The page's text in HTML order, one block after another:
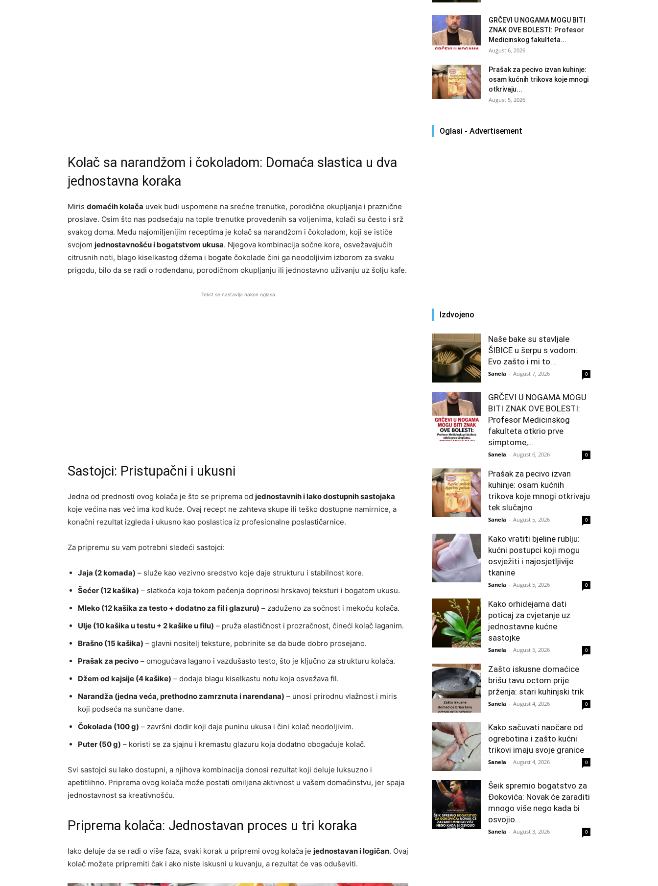
Kolač sa narandžom i čokoladom: Domaća slastica u dva
jednostavna koraka
Miris domaćih kolača uvek budi uspomene na srećne trenutke, porodične okupljanja i praznične
proslave. Osim što nas podsećaju na tople trenutke provedenih sa voljenima, kolači su često i srž
svakog doma. Među najomiljenijim receptima je kolač sa narandžom i čokoladom, koji se ističe
svojom jednostavnošću i bogatstvom ukusa. Njegova kombinacija sočne kore, osvežavajućih
citrusnih noti, blago kiselkastog džema i bogate čokolade čini ga neodoljivim izborom za svaku
prigodu, bilo da se radi o rođendanu, porodičnom okupljanju ili jednostavno uživanju uz šolju kafe.
Tekst se nastavlja nakon oglasa
Sastojci: Pristupačni i ukusni
Jedna od prednosti ovog kolača je što se priprema od jednostavnih i lako dostupnih sastojaka
koje većina nas već ima kod kuće. Ovaj recept ne zahteva skupe ili teško dostupne namirnice, a
konačni rezultat izgleda i ukusno kao poslastica iz profesionalne poslastičarnice.
Za pripremu su vam potrebni sledeći sastojci:
Jaja (2 komada) – služe kao vezivno sredstvo koje daje strukturu i stabilnost kore.
Šećer (12 kašika) – slatkoća koja tokom pečenja doprinosi hrskavoj teksturi i bogatom ukusu.
Mleko (12 kašika za testo + dodatno za fil i glazuru) – zaduženo za sočnost i mekoću kolača.
Ulje (10 kašika u testu + 2 kašike u filu) – pruža elastičnost i prozračnost, čineći kolač laganim.
Brašno (15 kašika) – glavni nositelj teksture, pobrinite se da bude dobro prosejano.
Prašak za pecivo – omogućava lagano i vazdušasto testo, što je ključno za strukturu kolača.
Džem od kajsije (4 kašike) – dodaje blagu kiselkastu notu koja osvežava fil.
Narandža (jedna veća, prethodno zamrznuta i narendana) – unosi prirodnu vlažnost i miris
koji podseća na sunčane dane.
Čokolada (100 g) – završni dodir koji daje puninu ukusa i čini kolač neodoljivim.
Puter (50 g) – koristi se za sjajnu i kremastu glazuru koja dodatno obogaćuje kolač.
Svi sastojci su lako dostupni, a njihova kombinacija donosi rezultat koji deluje luksuzno i
apetitlihno. Priprema ovog kolača može postati omiljena aktivnost u vašem domaćinstvu, jer spaja
jednostavnost sa kreativnošću.
Priprema kolača: Jednostavan proces u tri koraka
Iako deluje da se radi o više faza, svaki korak u pripremi ovog kolača je jednostavan i logičan. Ovaj
kolač možete pripremiti čak i ako niste iskusni u kuvanju, a rezultat će vas oduševiti.
GRČEVI U NOGAMA MOGU BITI
ZNAK OVE BOLESTI: Profesor
Medicinskog fakulteta...
August 6, 2026
Prašak za pecivo izvan kuhinje:
osam kućnih trikova koje mnogi
otkrivaju...
August 5, 2026
Oglasi - Advertisement
Izdvojeno
Naše bake su stavljale
ŠIBICE u šerpu s vodom:
Evo zašto i mi to...
Sanela - August 7, 2026 0
GRČEVI U NOGAMA MOGU
BITI ZNAK OVE BOLESTI:
Profesor Medicinskog
fakulteta otkrio prve
simptome,...
Sanela - August 6, 2026 0
Prašak za pecivo izvan
kuhinje: osam kućnih
trikova koje mnogi otkrivaju
tek slučajno
Sanela - August 5, 2026 0
Kako vratiti bjeline rublju:
kućni postupci koji mogu
osvježiti i najosjetljivije
tkanine
Sanela - August 5, 2026 0
Kako orhidejama dati
poticaj za cvjetanje uz
jednostavne kućne
sastojke
Sanela - August 5, 2026 0
Zašto iskusne domaćice
brišu tavu octom prije
prženja: stari kuhinjski trik
Sanela - August 4, 2026 0
Kako sačuvati naočare od
ogrebotina i zašto kućni
trikovi imaju svoje granice
Sanela - August 4, 2026 0
Šeik spremio bogatstvo za
Đokovića: Novak će zaraditi
mnogo više nego kada bi
osvojio...
Sanela - August 3, 2026 0